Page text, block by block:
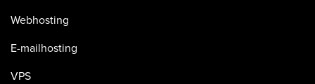
Webhosting
E-mailhosting
VPS